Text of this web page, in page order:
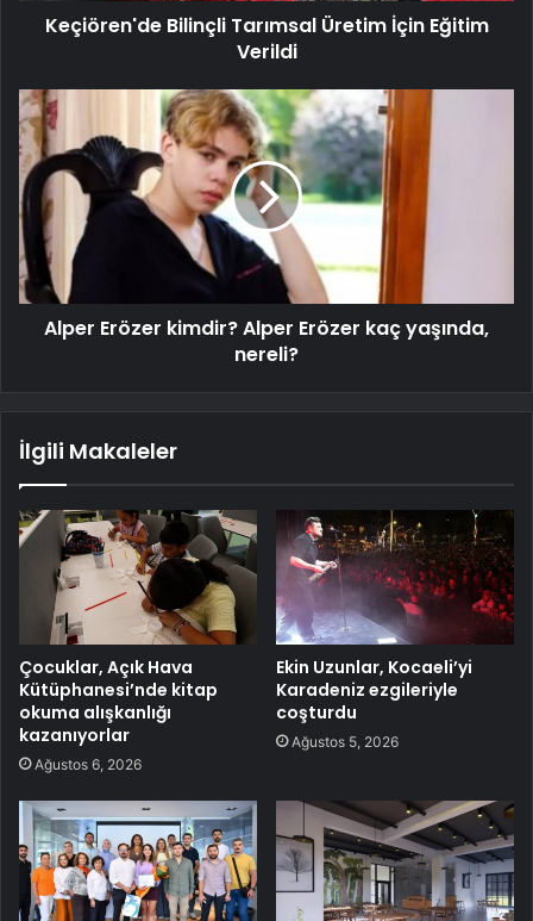
Keçiören'de Bilinçli Tarımsal Üretim İçin Eğitim
Verildi
Alper Erözer kimdir? Alper Erözer kaç yaşında,
nereli?
İlgili Makaleler
Çocuklar, Açık Hava
Kütüphanesi’nde kitap
okuma alışkanlığı
kazanıyorlar
Ağustos 6, 2026
Ekin Uzunlar, Kocaeli’yi
Karadeniz ezgileriyle
coşturdu
Ağustos 5, 2026